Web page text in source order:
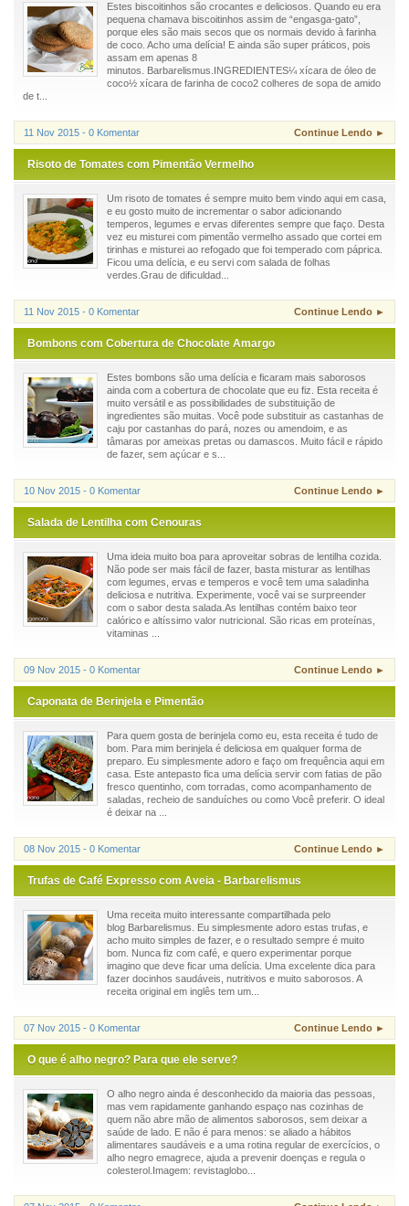
Estes biscoitinhos são crocantes e deliciosos. Quando eu era
pequena chamava biscoitinhos assim de “engasga-gato”,
porque eles são mais secos que os normais devido à farinha
de coco. Acho uma delícia! E ainda são super práticos, pois
assam em apenas 8
minutos. Barbarelismus.INGREDIENTES¼ xícara de óleo de
coco½ xícara de farinha de coco2 colheres de sopa de amido
de t...
11 Nov 2015 - 0 Komentar Continue Lendo ►
Risoto de Tomates com Pimentão Vermelho
Um risoto de tomates é sempre muito bem vindo aqui em casa,
e eu gosto muito de incrementar o sabor adicionando
temperos, legumes e ervas diferentes sempre que faço. Desta
vez eu misturei com pimentão vermelho assado que cortei em
tirinhas e misturei ao refogado que foi temperado com páprica.
Ficou uma delícia, e eu servi com salada de folhas
verdes.Grau de dificuldad...
11 Nov 2015 - 0 Komentar Continue Lendo ►
Bombons com Cobertura de Chocolate Amargo
Estes bombons são uma delícia e ficaram mais saborosos
ainda com a cobertura de chocolate que eu fiz. Esta receita é
muito versátil e as possibilidades de substituição de
ingredientes são muitas. Você pode substituir as castanhas de
caju por castanhas do pará, nozes ou amendoim, e as
tâmaras por ameixas pretas ou damascos. Muito fácil e rápido
de fazer, sem açúcar e s...
10 Nov 2015 - 0 Komentar Continue Lendo ►
Salada de Lentilha com Cenouras
Uma ideia muito boa para aproveitar sobras de lentilha cozida.
Não pode ser mais fácil de fazer, basta misturar as lentilhas
com legumes, ervas e temperos e você tem uma saladinha
deliciosa e nutritiva. Experimente, você vai se surpreender
com o sabor desta salada.As lentilhas contém baixo teor
calórico e altíssimo valor nutricional. São ricas em proteínas,
vitaminas ...
09 Nov 2015 - 0 Komentar Continue Lendo ►
Caponata de Berinjela e Pimentão
Para quem gosta de berinjela como eu, esta receita é tudo de
bom. Para mim berinjela é deliciosa em qualquer forma de
preparo. Eu simplesmente adoro e faço om frequência aqui em
casa. Este antepasto fica uma delícia servir com fatias de pão
fresco quentinho, com torradas, como acompanhamento de
saladas, recheio de sanduíches ou como Você preferir. O ideal
é deixar na ...
08 Nov 2015 - 0 Komentar Continue Lendo ►
Trufas de Café Expresso com Aveia - Barbarelismus
Uma receita muito interessante compartilhada pelo
blog Barbarelismus. Eu simplesmente adoro estas trufas, e
acho muito simples de fazer, e o resultado sempre é muito
bom. Nunca fiz com café, e quero experimentar porque
imagino que deve ficar uma delícia. Uma excelente dica para
fazer docinhos saudáveis, nutritivos e muito saborosos. A
receita original em inglês tem um...
07 Nov 2015 - 0 Komentar Continue Lendo ►
O que é alho negro? Para que ele serve?
O alho negro ainda é desconhecido da maioria das pessoas,
mas vem rapidamente ganhando espaço nas cozinhas de
quem não abre mão de alimentos saborosos, sem deixar a
saúde de lado. E não é para menos: se aliado a hábitos
alimentares saudáveis e a uma rotina regular de exercícios, o
alho negro emagrece, ajuda a prevenir doenças e regula o
colesterol.Imagem: revistaglobo...